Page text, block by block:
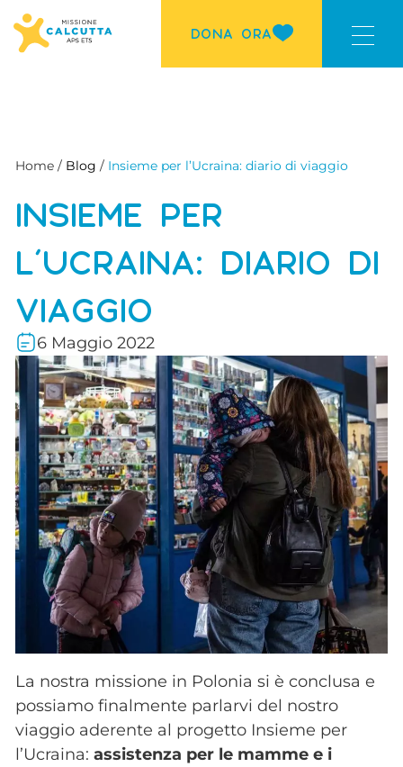
DONA ORA
Home / Blog / Insieme per l’Ucraina: diario di viaggio
INSIEME PER
L’UCRAINA: DIARIO DI
VIAGGIO
6 Maggio 2022
La nostra missione in Polonia si è conclusa e
possiamo finalmente parlarvi del nostro
viaggio aderente al progetto Insieme per
l’Ucraina:assistenza per le mamme e i